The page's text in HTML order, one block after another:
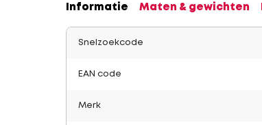
Informatie Maten & gewichten
Snelzoekcode
EAN code
Merk